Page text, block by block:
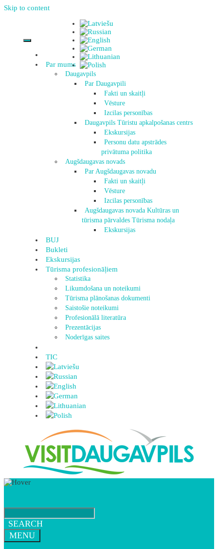
Skip to content
Par mums
Daugavpils
Par Daugavpili
Fakti un skaitļi
Vēsture
Izcilas personības
Daugavpils Tūristu apkalpošanas centrs
Ekskursijas
Personu datu apstrādes
privātuma politika
Augšdaugavas novads
Par Augšdaugavas novadu
Fakti un skaitļi
Vēsture
Izcilas personības
Augšdaugavas novada Kultūras un
tūrisma pārvaldes Tūrisma nodaļa
Ekskursijas
BUJ
Bukleti
Ekskursijas
Tūrisma profesionāļiem
Statistika
Likumdošana un noteikumi
Tūrisma plānošanas dokumenti
Saistošie noteikumi
Profesionālā literatūra
Prezentācijas
Noderīgas saites
TIC
SEARCH
MENU